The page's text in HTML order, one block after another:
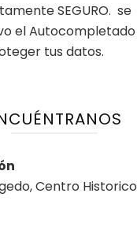
SEGURO. se
el Autocompletado
tus datos.
Centro Historico